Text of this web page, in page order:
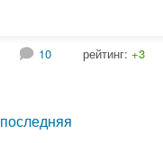
10 рейтинг: +3
последняя